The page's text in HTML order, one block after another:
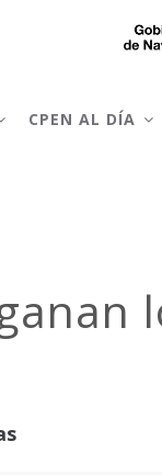
CPEN AL DÍA